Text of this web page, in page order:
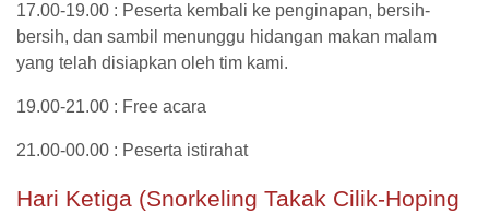
17.00-19.00 : Peserta kembali ke penginapan, bersih-
bersih, dan sambil menunggu hidangan makan malam
yang telah disiapkan oleh tim kami.
19.00-21.00 : Free acara
21.00-00.00 : Peserta istirahat
Hari Ketiga (Snorkeling Takak Cilik-Hoping